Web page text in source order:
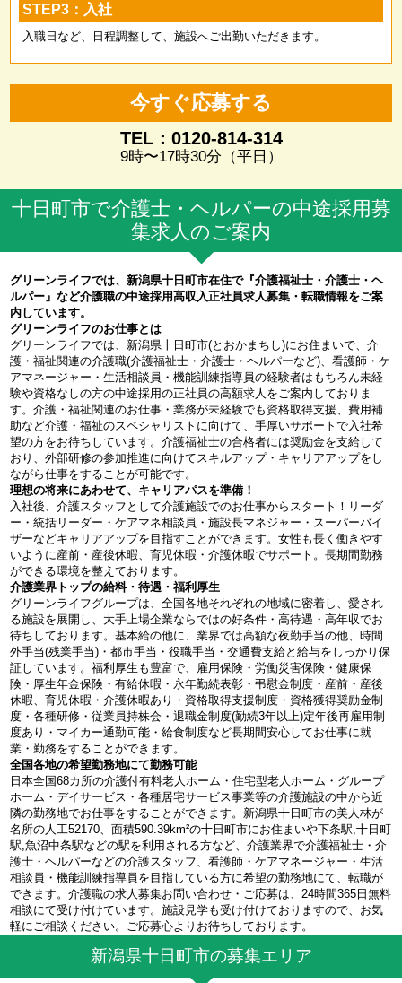
STEP3：入社
入職日など、日程調整して、施設へご出勤いただきます。
今すぐ応募する
TEL：0120-814-314
9時〜17時30分（平日）
十日町市で介護士・ヘルパーの中途採用募
集求人のご案内
グリーンライフでは、新潟県十日町市在住で『介護福祉士・介護士・ヘ
ルパー』など介護職の中途採用高収入正社員求人募集・転職情報をご案
内しています。
グリーンライフのお仕事とは
グリーンライフでは、新潟県十日町市(とおかまちし)にお住まいで、介
護・福祉関連の介護職(介護福祉士・介護士・ヘルパーなど)、看護師・ケ
アマネージャー・生活相談員・機能訓練指導員の経験者はもちろん未経
験や資格なしの方の中途採用の正社員の高額求人をご案内しておりま
す。介護・福祉関連のお仕事・業務が未経験でも資格取得支援、費用補
助など介護・福祉のスペシャリストに向けて、手厚いサポートで入社希
望の方をお待ちしています。介護福祉士の合格者には奨励金を支給して
おり、外部研修の参加推進に向けてスキルアップ・キャリアアップをし
ながら仕事をすることが可能です。
理想の将来にあわせて、キャリアパスを準備！
入社後、介護スタッフとして介護施設でのお仕事からスタート！リーダ
ー・統括リーダー・ケアマネ相談員・施設長マネジャー・スーパーバイ
ザーなどキャリアアップを目指すことができます。女性も長く働きやす
いように産前・産後休暇、育児休暇・介護休暇でサポート。長期間勤務
ができる環境を整えております。
介護業界トップの給料・待遇・福利厚生
グリーンライフグループは、全国各地それぞれの地域に密着し、愛され
る施設を展開し、大手上場企業ならではの好条件・高待遇・高年収でお
待ちしております。基本給の他に、業界では高額な夜勤手当の他、時間
外手当(残業手当)・都市手当・役職手当・交通費支給と給与をしっかり保
証しています。福利厚生も豊富で、雇用保険・労働災害保険・健康保
険・厚生年金保険・有給休暇・永年勤続表彰・弔慰金制度・産前・産後
休暇、育児休暇・介護休暇あり・資格取得支援制度・資格獲得奨励金制
度・各種研修・従業員持株会・退職金制度(勤続3年以上)定年後再雇用制
度あり・マイカー通勤可能・給食制度など長期間安心してお仕事に就
業・勤務をすることができます。
全国各地の希望勤務地にて勤務可能
日本全国68カ所の介護付有料老人ホーム・住宅型老人ホーム・グループ
ホーム・デイサービス・各種居宅サービス事業等の介護施設の中から近
隣の勤務地でお仕事をすることができます。新潟県十日町市の美人林が
名所の人工52170、面積590.39km²の十日町市にお住まいや下条駅,十日町
駅,魚沼中条駅などの駅を利用される方など、介護業界で介護福祉士・介
護士・ヘルパーなどの介護スタッフ、看護師・ケアマネージャー・生活
相談員・機能訓練指導員を目指している方に希望の勤務地にて、転職が
できます。介護職の求人募集お問い合わせ・ご応募は、24時間365日無料
相談にて受け付けています。施設見学も受け付けておりますので、お気
軽にご相談ください。ご応募心よりお待ちしております。
新潟県十日町市の募集エリア